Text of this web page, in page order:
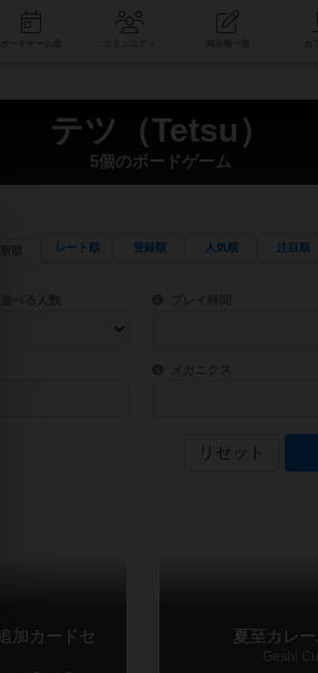
コミュニティ
テツ（Tetsu）
5個のボードゲーム
レート順 登録順 人気順 注目順
す。 目安となる所要時間を指
ストーリーを指定することができます。直感的にゲー
ゲーム性を構成するコア
リセット
加カードセ
夏至カレ
Geshi